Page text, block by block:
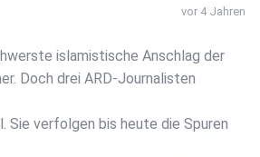
vor 4 Jahren
islamistische Anschlag der
Doch drei ARD-Journalisten
Sie verfolgen bis heute die Spuren